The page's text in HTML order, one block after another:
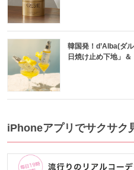
韓国発！d’Alba(ダ
日焼け止め下地」
iPhoneアプリでサクサ